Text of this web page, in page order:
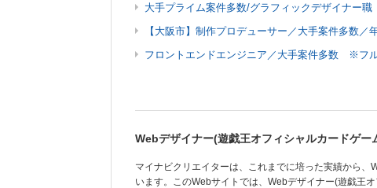
大手プライム案件多数/グラフィックデザイナー職
【大阪市】制作プロデューサー／大手案件多数／
フロントエンドエンジニア／大手案件多数 ※フ
Webデザイナー(遊戯王オフィシャルカードゲー
マイナビクリエイターは、これまでに培った実績から
います。このWebサイトでは、Webデザイナー(遊戯王